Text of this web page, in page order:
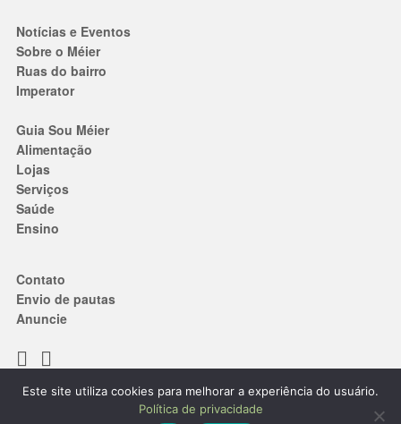
Notícias e Eventos
Sobre o Méier
Ruas do bairro
Imperator
Guia Sou Méier
Alimentação
Lojas
Serviços
Saúde
Ensino
Contato
Envio de pautas
Anuncie
Termos de Uso|Política de privacidade
® 2019. Todos os direitos reservados.
Este site utiliza cookies para melhorar a experiência do usuário.
Política de privacidade